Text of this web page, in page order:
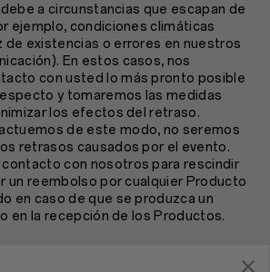
a circunstancias que escapan de
ejemplo, condiciones climáticas
de existencias o errores en nuestros
En estos casos, nos
con usted lo más pronto posible
y tomaremos las medidas
los efectos del retraso.
de este modo, no seremos
retrasos causados por el evento.
contacto con nosotros para rescindir
un reembolso por cualquier Producto
en caso de que se produzca un
en la recepción de los Productos.